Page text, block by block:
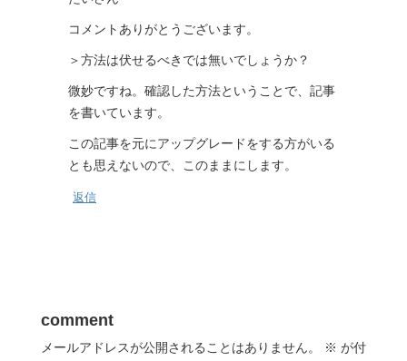
コメントありがとうございます。
＞方法は伏せるべきでは無いでしょうか？
微妙ですね。確認した方法ということで、記事
を書いています。
この記事を元にアップグレードをする方がいる
とも思えないので、このままにします。
返信
comment
メールアドレスが公開されることはありません。 ※ が付